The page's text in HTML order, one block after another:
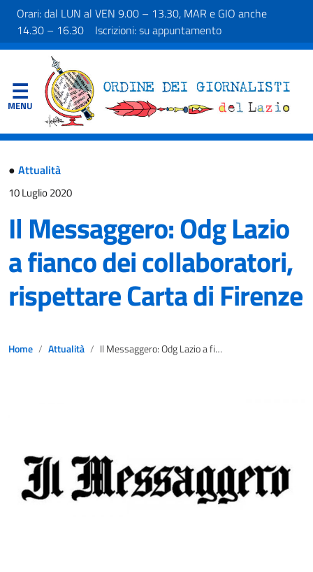
Orari: dal LUN al VEN 9.00 – 13.30, MAR e GIO anche
14.30 – 16.30 Iscrizioni: su appuntamento
● Attualità
10 Luglio 2020
Il Messaggero: Odg Lazio
a fianco dei collaboratori,
rispettare Carta di Firenze
Home Attualità Il Messaggero: Odg Lazio a fianco dei collaboratori, rispettare Carta di Firenze